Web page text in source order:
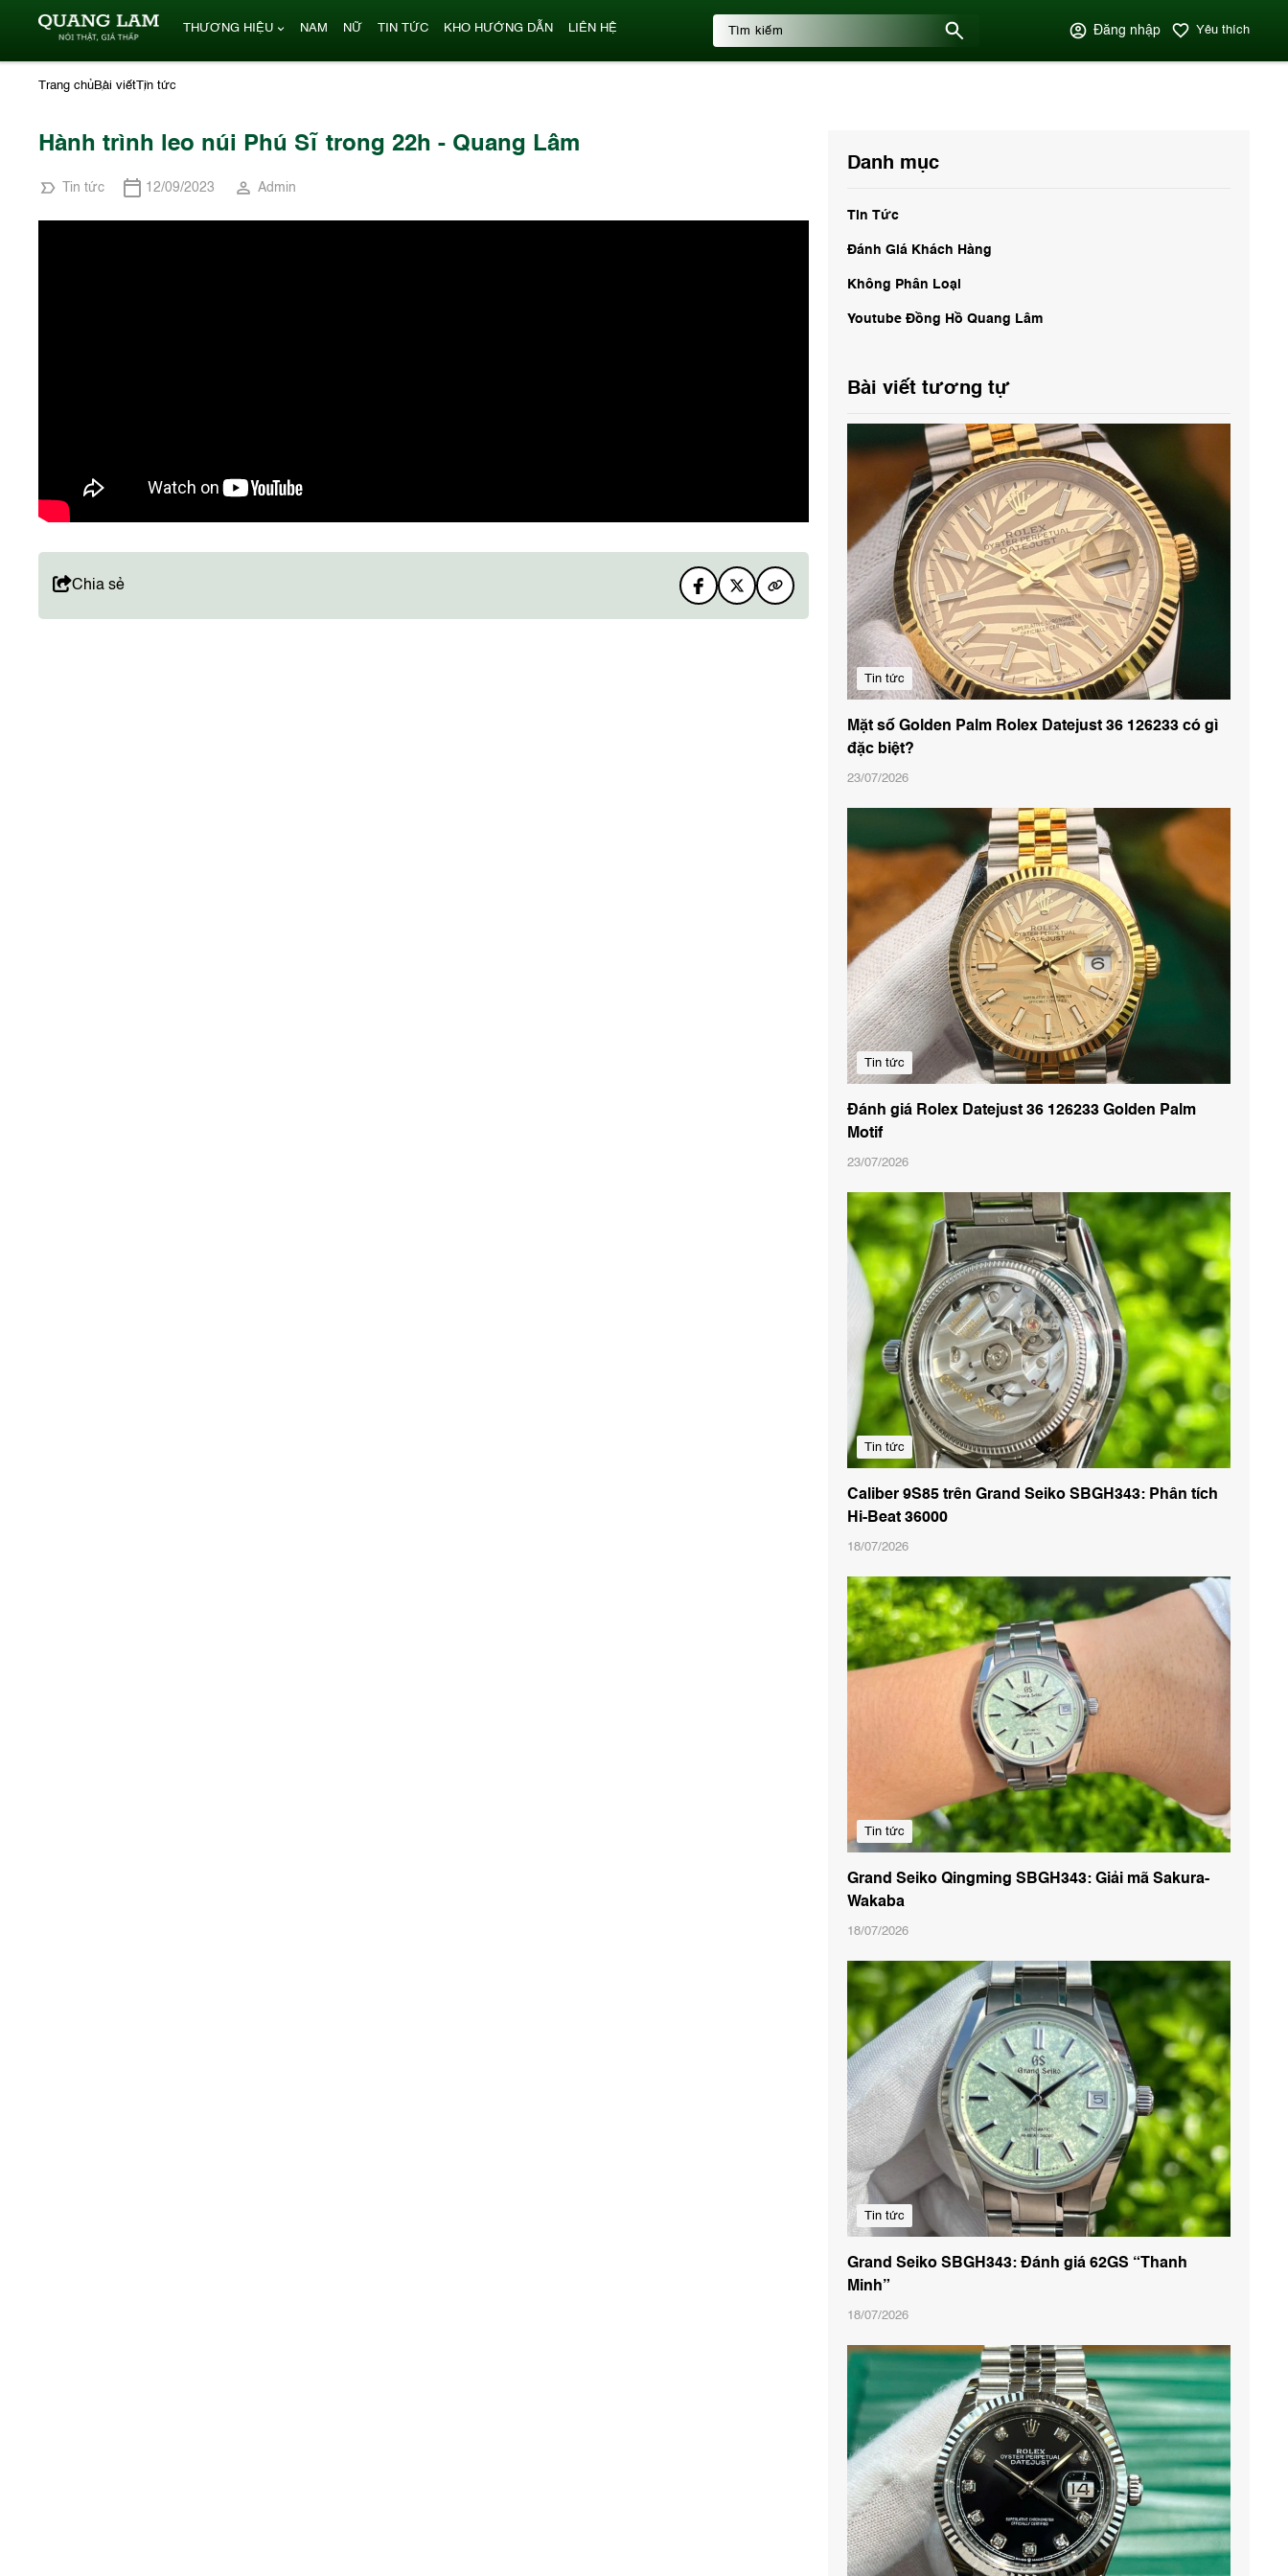
THƯƠNG HIỆU NAM NỮ TIN TỨC KHO HƯỚNG DẪN LIÊN HỆ Đăng nhập Yêu thích
Trang chủBài viếtTin tức
Hành trình leo núi Phú Sĩ trong 22h - Quang Lâm
Tin tức 12/09/2023 Admin
Chia sẻ
Danh mục
Tin Tức
Đánh Giá Khách Hàng
Không Phân Loại
Youtube Đồng Hồ Quang Lâm
Bài viết tương tự
Tin tức
Mặt số Golden Palm Rolex Datejust 36 126233 có gì
đặc biệt?
23/07/2026
Tin tức
Đánh giá Rolex Datejust 36 126233 Golden Palm
Motif
23/07/2026
Tin tức
Caliber 9S85 trên Grand Seiko SBGH343: Phân tích
Hi-Beat 36000
18/07/2026
Tin tức
Grand Seiko Qingming SBGH343: Giải mã Sakura-
Wakaba
18/07/2026
Tin tức
Grand Seiko SBGH343: Đánh giá 62GS “Thanh
Minh”
18/07/2026